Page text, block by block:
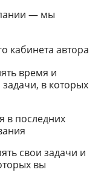
— мы
кабинета автора
время и
в которых
в последних
свои задачи и
вы